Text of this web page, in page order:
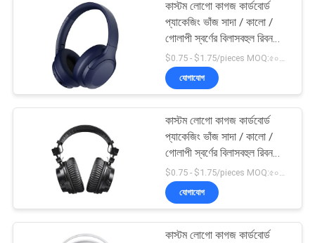
ইস্পাত পেইন্ট কিল
ধাতব ফ্রেমিংয়ের অংশ
কাস্টম লোগো কাগজ কার্ডবোর্ড
প্যাকেজিং ভাঁজ সাদা / কালো /
গোলাপী স্বর্ণের বিলাসবহুল রিবন
বন্ধক সহ চৌম্বকীয় উপহার বাক্স
যোগাযোগ
কাস্টম লোগো কাগজ কার্ডবোর্ড
প্যাকেজিং ভাঁজ সাদা / কালো /
গোলাপী স্বর্ণের বিলাসবহুল রিবন
বন্ধক সহ চৌম্বকীয় উপহার বাক্স
যোগাযোগ
কাস্টম লোগো কাগজ কার্ডবোর্ড